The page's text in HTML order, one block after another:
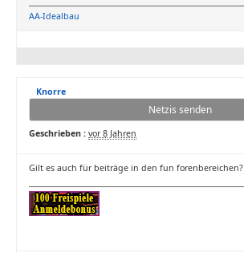
AA-Idealbau
Knorre
Netzis senden
Geschrieben : vor 8 Jahren
Gilt es auch für beiträge in den fun forenbereichen?